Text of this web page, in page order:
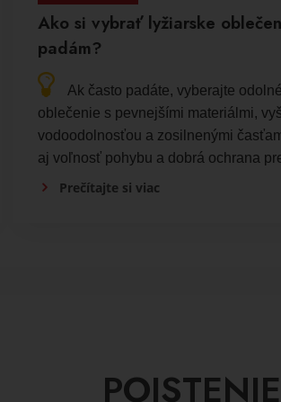
Ako si vybrať lyžiarske
padám?
Ak často padáte, vyberajte
oblečenie s pevnejšími materiálmi,
vodoodolnosťou a zosilnenými
aj voľnosť pohybu a dobrá ochrana
Prečítajte si viac
POISTENIE